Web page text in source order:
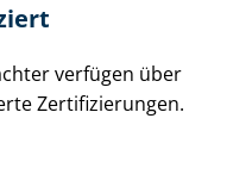
verfügen über
Zer­ti­fi­zie­run­gen.